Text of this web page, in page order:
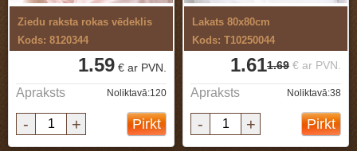
Ziedu raksta rokas vēdeklis
Kods: 8120344
1.59 € ar PVN.
Apraksts Noliktavā:120
- + Pirkt
Lakats 80x80cm
Kods: T10250044
1.69 € ar PVN.
1.61
Apraksts Noliktavā:38
- + Pirkt